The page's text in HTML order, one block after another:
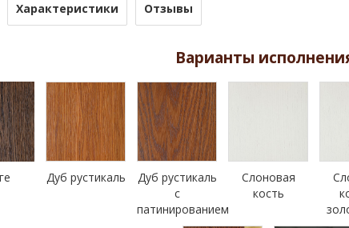
Характеристики Отзывы
Варианты
Дуб рустикаль
Дуб рустикаль
с
патинированием
Слоновая
кость